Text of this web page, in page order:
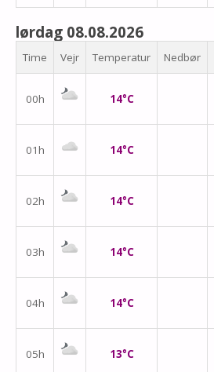
lørdag 08.08.2026
Time Vejr Temperatur Nedbør
00h 14°C
01h 14°C
02h 14°C
03h 14°C
04h 14°C
05h 13°C